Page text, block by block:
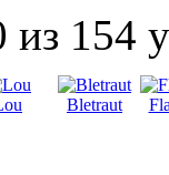
154
Bletraut